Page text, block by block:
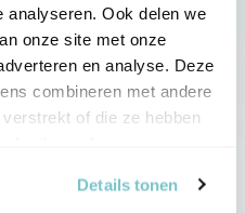
analyseren. Ook delen we
onze site met onze
en analyse. Deze
combineren met andere
of die ze hebben
Details tonen